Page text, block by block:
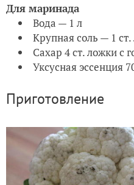
Для маринада
Вода — 1 л
Крупная соль — 1
Сахар 4 ст. ложки с
Уксусная эссенция
Приготовление